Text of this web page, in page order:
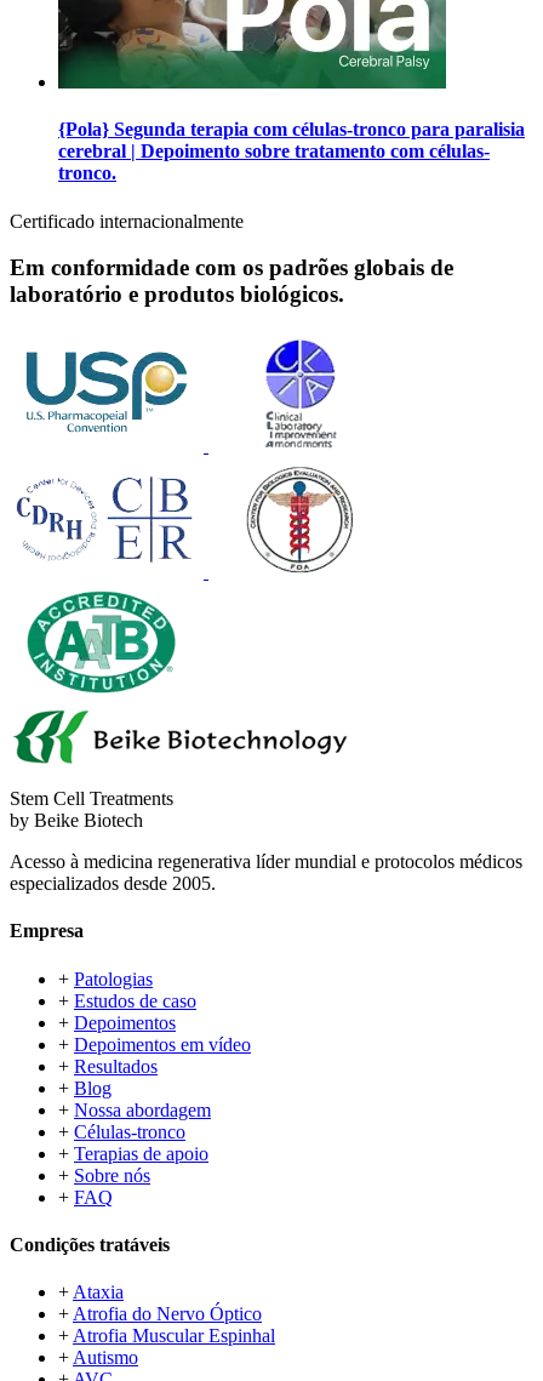
{Pola} Segunda terapia com células-tronco para paralisia
cerebral | Depoimento sobre tratamento com células-
tronco.
Certificado internacionalmente
Em conformidade com os padrões globais de
laboratório e produtos biológicos.
Stem Cell Treatments
by Beike Biotech
Acesso à medicina regenerativa líder mundial e protocolos médicos
especializados desde 2005.
Empresa
+ Patologias
+ Estudos de caso
+ Depoimentos
+ Depoimentos em vídeo
+ Resultados
+ Blog
+ Nossa abordagem
+ Células-tronco
+ Terapias de apoio
+ Sobre nós
+ FAQ
Condições tratáveis
+ Ataxia
+ Atrofia do Nervo Óptico
+ Atrofia Muscular Espinhal
+ Autismo